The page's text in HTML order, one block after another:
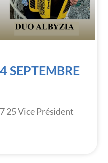
SEPTEMBRE
25 Vice Président